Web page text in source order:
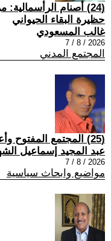
(24) أصنام
حظيرة البقاء الحيواني
غالب المسعودي
2026 / 8 / 7
المجتمع المدني
(25) المجتمع المفتوح وأعداؤه
عبد المجيد إسماعيل
2026 / 8 / 7
مواضيع وابحاث سياسية